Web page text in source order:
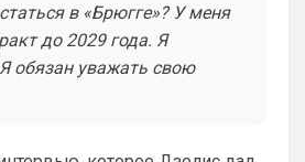
в «Брюгге»? У меня
до 2029 года. Я
обязан уважать свою
это было к месту
умеем. И систему
базу , трофеи большие